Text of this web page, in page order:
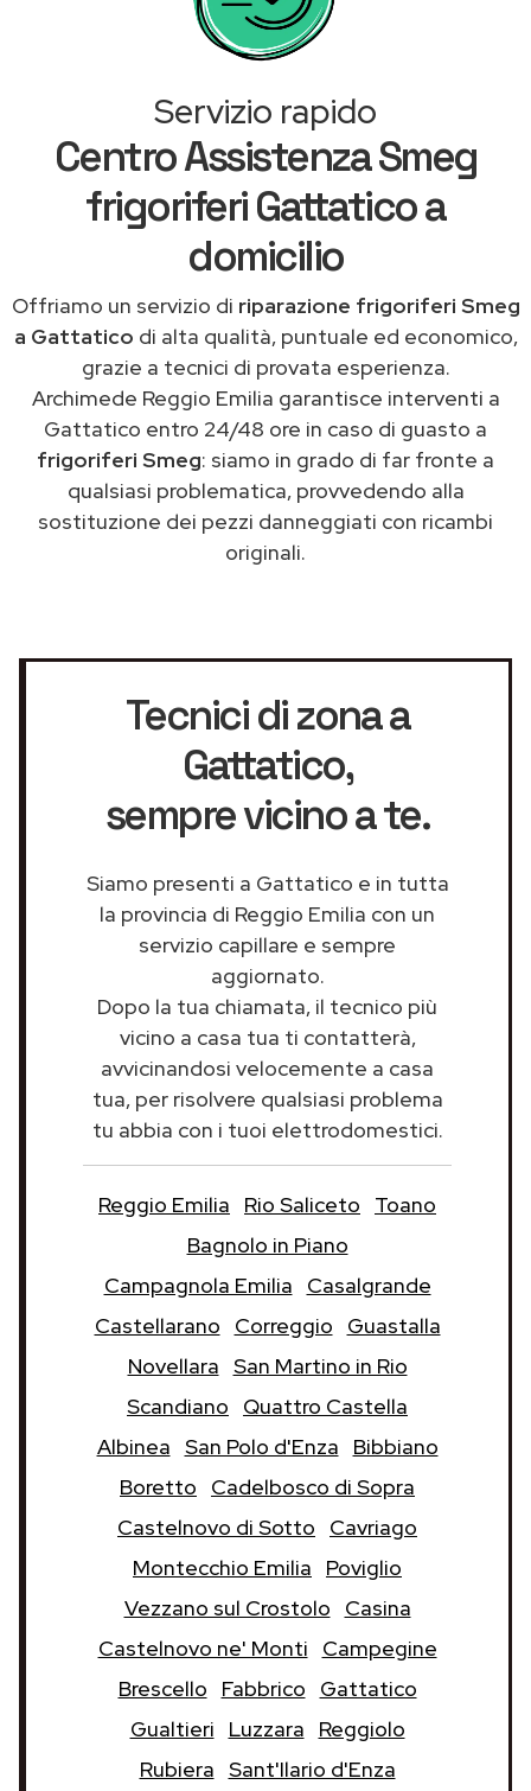
Servizio rapido
Centro Assistenza Smeg
frigoriferi Gattatico a
domicilio
Offriamo un servizio di riparazione frigoriferi Smeg
a Gattatico di alta qualità, puntuale ed economico,
grazie a tecnici di provata esperienza.
Archimede Reggio Emilia garantisce interventi a
Gattatico entro 24/48 ore in caso di guasto a
frigoriferi Smeg: siamo in grado di far fronte a
qualsiasi problematica, provvedendo alla
sostituzione dei pezzi danneggiati con ricambi
originali.
Tecnici di zona a
Gattatico,
sempre vicino a te.
Siamo presenti a Gattatico e in tutta
la provincia di Reggio Emilia con un
servizio capillare e sempre
aggiornato.
Dopo la tua chiamata, il tecnico più
vicino a casa tua ti contatterà,
avvicinandosi velocemente a casa
tua, per risolvere qualsiasi problema
tu abbia con i tuoi elettrodomestici.
Reggio Emilia Rio Saliceto
Toano
Bagnolo in Piano
Campagnola Emilia
Casalgrande
Castellarano
Correggio
Guastalla
Novellara San Martino in Rio
Scandiano
Quattro Castella
Albinea San Polo d'Enza
Bibbiano
Boretto
Cadelbosco di Sopra
Castelnovo di Sotto
Cavriago
Montecchio Emilia
Poviglio
Vezzano sul Crostolo
Casina
Castelnovo ne' Monti
Campegine
Brescello
Fabbrico
Gattatico
Gualtieri
Luzzara
Reggiolo
Rubiera Sant'Ilario d'Enza